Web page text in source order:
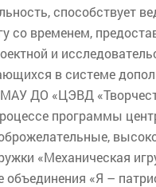
способствует
со временем,
и
в системе
МАУ ДО «ЦЭВД
программы
«Механическая
объединения «Я –